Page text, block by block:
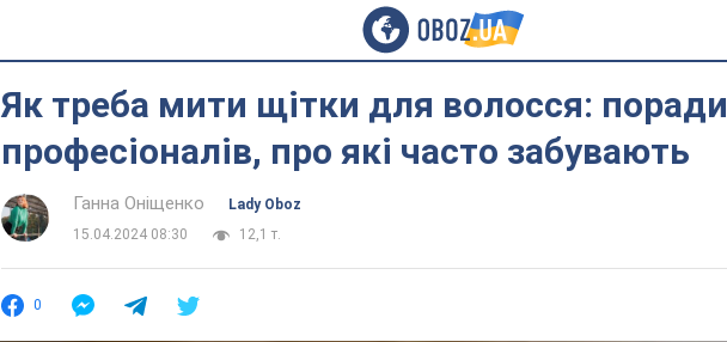
Як треба мити щітки для волосся: поради
професіоналів, про які часто забувають
Ганна Оніщенко
Lady Oboz
15.04.2024 08:30
12,1 т.
0